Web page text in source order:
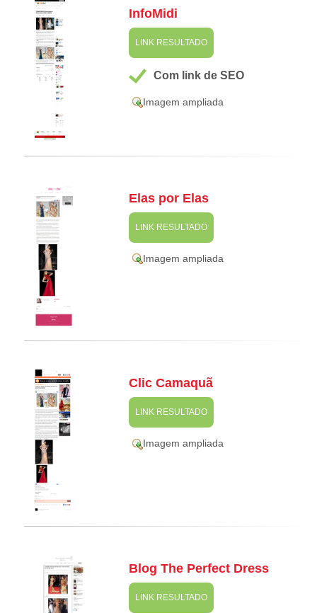
InfoMidi
LINK RESULTADO
Com link de SEO
Imagem ampliada
Elas por Elas
LINK RESULTADO
Imagem ampliada
Clic Camaquã
LINK RESULTADO
Imagem ampliada
Blog The Perfect Dress
LINK RESULTADO